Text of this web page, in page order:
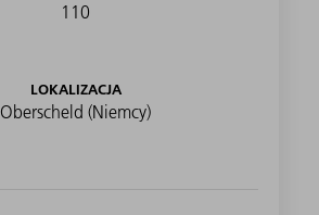
110
LOKALIZACJA
Oberscheld (Niemcy)